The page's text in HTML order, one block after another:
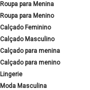
Roupa para Menina
Roupa para Menino
Calçado Feminino
Calçado Masculino
Calçado para menina
Calçado para menino
Lingerie
Moda Masculina